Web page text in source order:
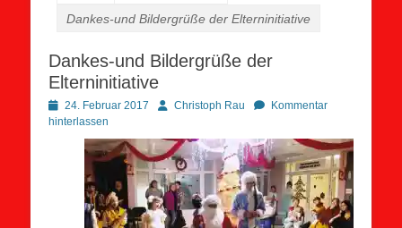
Dankes-und Bildergrüße der Elterninitiative
Dankes-und Bildergrüße der
Elterninitiative
Posted
on
24. Februar 2017 AutorChristoph Rau
Kommentar
hinterlassen